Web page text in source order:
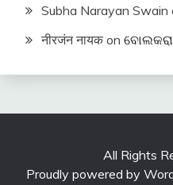
Subha Narayan Swain
नीरजंन नायक on ବୋଲକରା
All Rights
Proudly powered by